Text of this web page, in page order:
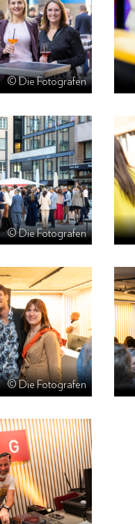
© Die Fotografen
© Die Fotografen
© Die Fotografen